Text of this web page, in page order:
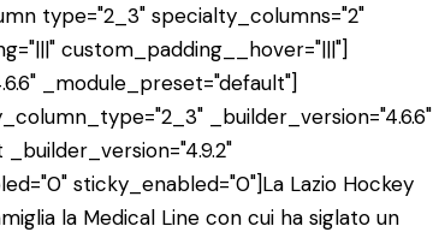
type="2_3" specialty_columns="2"
custom_padding__hover="|||"]
_module_preset="default"]
_builder_version="4.6.6"
sticky_enabled="0"]La Lazio Hockey
la Medical Line con cui ha siglato un